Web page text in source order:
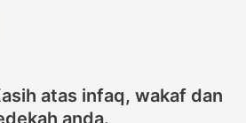
atas infaq, wakaf dan
anda.